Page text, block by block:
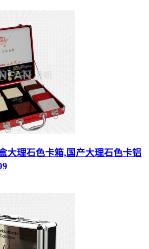
大理石色卡箱,国产大理石色卡铝